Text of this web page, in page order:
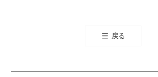
톡
공
기
戻る